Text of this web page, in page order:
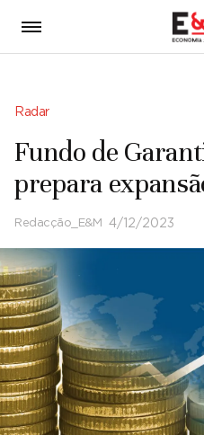
Radar
Fundo de
prepara
Redacção_E&M 4/12/2023